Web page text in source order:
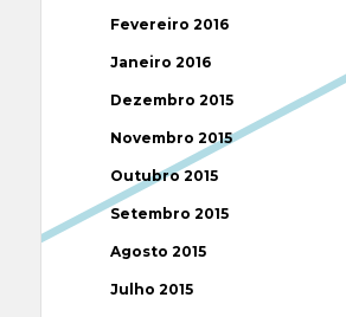
Fevereiro 2016
Janeiro 2016
Dezembro 2015
Novembro 2015
Outubro 2015
Setembro 2015
Agosto 2015
Julho 2015